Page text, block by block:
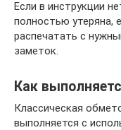
Если в инструкции
полностью утеряна,
распечатать с
заметок.
Как
Классическая
выполняется с